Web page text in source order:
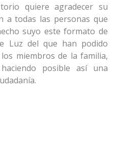
quiere agradecer su
a todas las personas que
suyo este formato de
Luz del que han podido
miembros de la familia,
posible así una